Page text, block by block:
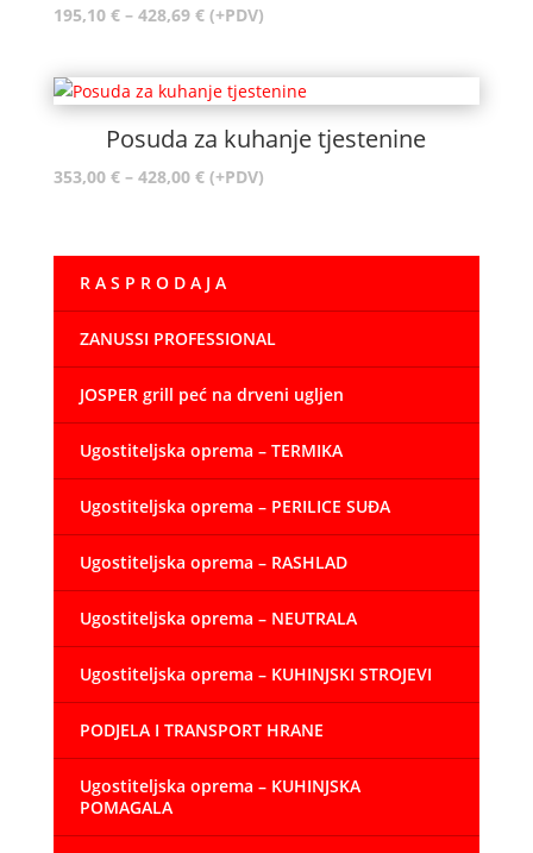
195,10 € – 428,69 €Raspon
195,10 €
428,69 €
(+PDV)
Posuda za kuhanje tjestenine
353,00 € – 428,00 €Raspon
353,00 €
do
428,00 €
(+PDV)
R A S P R O D A J A
ZANUSSI PROFESSIONAL
JOSPER grill peć na drveni ugljen
Ugostiteljska oprema – TERMIKA
Ugostiteljska oprema – PERILICE SUĐA
Ugostiteljska oprema – RASHLAD
Ugostiteljska oprema – NEUTRALA
Ugostiteljska oprema – KUHINJSKI STROJEVI
PODJELA I TRANSPORT HRANE
Ugostiteljska oprema – KUHINJSKA
POMAGALA